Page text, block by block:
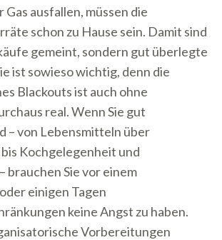
ausfallen, müssen die
schon zu Hause sein. Damit sind
gemeint, sondern gut überlegte
ist sowieso wichtig, denn die
Blackouts ist auch ohne
real. Wenn Sie gut
– von Lebensmitteln über
Kochgelegenheit und
brauchen Sie vor einem
einigen Tagen
keine Angst zu haben.
Vorbereitungen